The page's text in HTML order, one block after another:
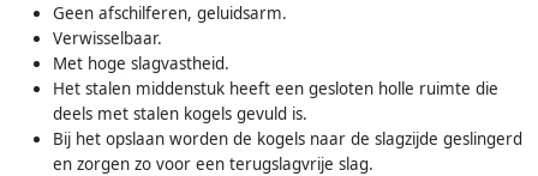
Geen afschilferen, geluidsarm.
Verwisselbaar.
Met hoge slagvastheid.
Het stalen middenstuk heeft een gesloten holle ruimte die
deels met stalen kogels gevuld is.
Bij het opslaan worden de kogels naar de slagzijde geslingerd
en zorgen zo voor een terugslagvrije slag.